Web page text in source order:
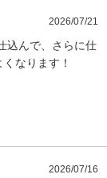
2026/07/21
込んで、さらに仕
なります！
2026/07/16